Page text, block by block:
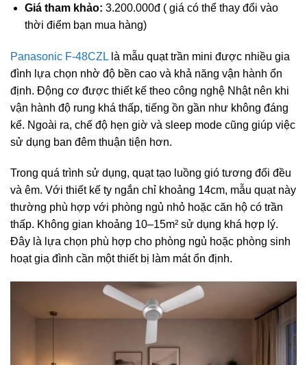
Giá tham khảo: 3.200.000đ ( giá có thể thay đổi vào
thời điểm bạn mua hàng)
Panasonic F-48CZL là mẫu quạt trần mini được nhiều gia
đình lựa chọn nhờ độ bền cao và khả năng vận hành ổn
định. Động cơ được thiết kế theo công nghệ Nhật nên khi
vận hành độ rung khá thấp, tiếng ồn gần như không đáng
kể. Ngoài ra, chế độ hẹn giờ và sleep mode cũng giúp việc
sử dụng ban đêm thuận tiện hơn.
Trong quá trình sử dụng, quạt tạo luồng gió tương đối đều
và êm. Với thiết kế ty ngắn chỉ khoảng 14cm, mẫu quạt này
thường phù hợp với phòng ngủ nhỏ hoặc căn hộ có trần
thấp. Không gian khoảng 10–15m² sử dụng khá hợp lý.
Đây là lựa chọn phù hợp cho phòng ngủ hoặc phòng sinh
hoạt gia đình cần một thiết bị làm mát ổn định.